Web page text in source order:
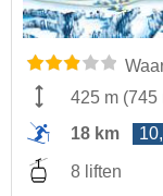
425 m (745
18 km
8 liften